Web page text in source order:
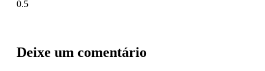
Deixe um comentário